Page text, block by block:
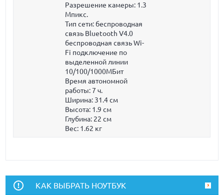
Разрешение камеры: 1.3
Мпикс.
Тип сети: беспроводная
связь Bluetooth V4.0
беспроводная связь Wi-
Fi подключение по
выделенной линии
10/100/1000МБит
Время автономной
работы:7 ч.
Ширина: 31.4 см
Высота: 1.9 см
Глубина: 22 см
Вес: 1.62 кг
КАК ВЫБРАТЬ НОУТБУК